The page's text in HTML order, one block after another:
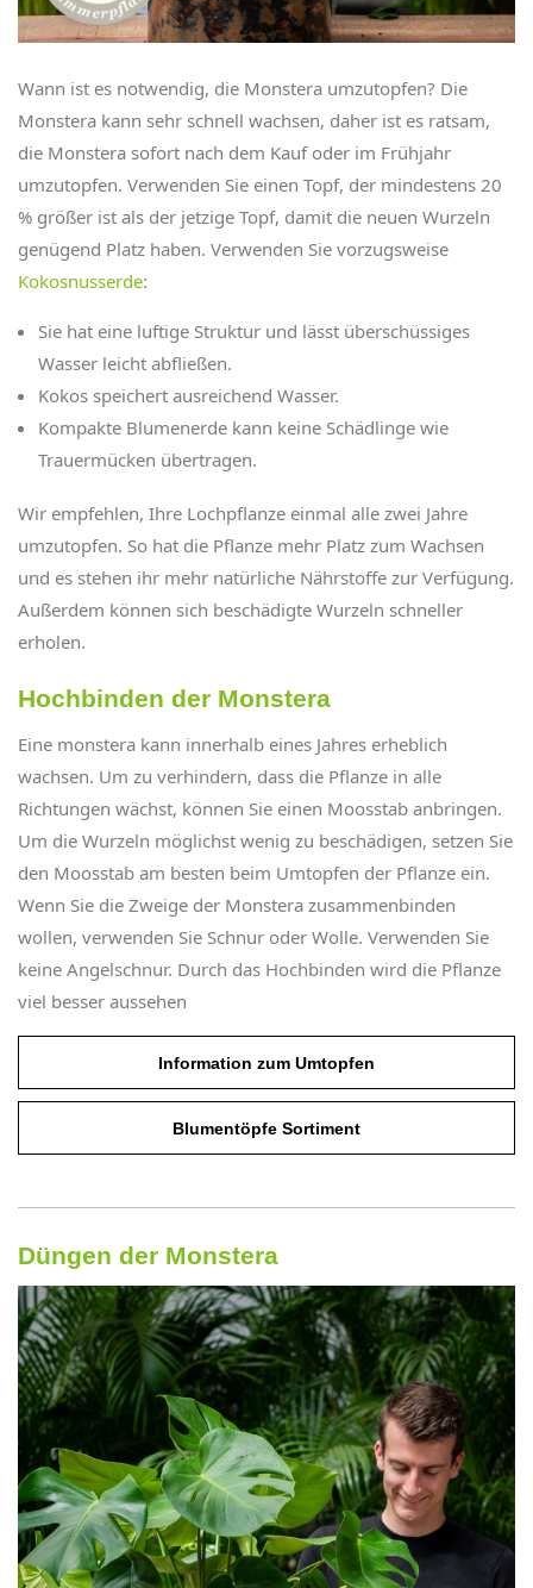
Wann ist es notwendig, die Monstera umzutopfen? Die
Monstera kann sehr schnell wachsen, daher ist es ratsam,
die Monstera sofort nach dem Kauf oder im Frühjahr
umzutopfen. Verwenden Sie einen Topf, der mindestens 20
% größer ist als der jetzige Topf, damit die neuen Wurzeln
genügend Platz haben. Verwenden Sie vorzugsweise
Kokosnusserde:
Sie hat eine luftige Struktur und lässt überschüssiges
Wasser leicht abfließen.
Kokos speichert ausreichend Wasser.
Kompakte Blumenerde kann keine Schädlinge wie
Trauermücken übertragen.
Wir empfehlen, Ihre Lochpflanze einmal alle zwei Jahre
umzutopfen. So hat die Pflanze mehr Platz zum Wachsen
und es stehen ihr mehr natürliche Nährstoffe zur Verfügung.
Außerdem können sich beschädigte Wurzeln schneller
erholen.
Hochbinden der Monstera
Eine monstera kann innerhalb eines Jahres erheblich
wachsen. Um zu verhindern, dass die Pflanze in alle
Richtungen wächst, können Sie einen Moosstab anbringen.
Um die Wurzeln möglichst wenig zu beschädigen, setzen Sie
den Moosstab am besten beim Umtopfen der Pflanze ein.
Wenn Sie die Zweige der Monstera zusammenbinden
wollen, verwenden Sie Schnur oder Wolle. Verwenden Sie
keine Angelschnur. Durch das Hochbinden wird die Pflanze
viel besser aussehen
Information zum Umtopfen
Blumentöpfe Sortiment
Düngen der Monstera